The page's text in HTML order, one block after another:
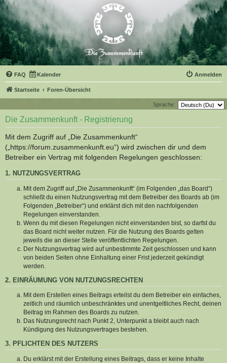
FAQ Kalender Anmelden
Startseite Foren-Übersicht
Sprache:
Die Zusammenkunft - Registrierung
Mit dem Zugriff auf „Die Zusammenkunft“
(„https://forum.zusammenkunft.eu“) wird zwischen dir und dem
Betreiber ein Vertrag mit folgenden Regelungen geschlossen:
1. NUTZUNGSVERTRAG
Mit dem Zugriff auf „Die Zusammenkunft“ (im Folgenden „das Board“)
schließt du einen Nutzungsvertrag mit dem Betreiber des Boards ab (im
Folgenden „Betreiber“) und erklärst dich mit den nachfolgenden
Regelungen einverstanden.
Wenn du mit diesen Regelungen nicht einverstanden bist, so darfst du
das Board nicht weiter nutzen. Für die Nutzung des Boards gelten
jeweils die an dieser Stelle veröffentlichten Regelungen.
Der Nutzungsvertrag wird auf unbestimmte Zeit geschlossen und kann
von beiden Seiten ohne Einhaltung einer Frist jederzeit gekündigt
werden.
2. EINRÄUMUNG VON NUTZUNGSRECHTEN
Mit dem Erstellen eines Beitrags erteilst du dem Betreiber ein einfaches,
zeitlich und räumlich unbeschränktes und unentgeltliches Recht, deinen
Beitrag im Rahmen des Boards zu nutzen.
Das Nutzungsrecht nach Punkt 2, Unterpunkt a bleibt auch nach
Kündigung des Nutzungsvertrages bestehen.
3. PFLICHTEN DES NUTZERS
Du erklärst mit der Erstellung eines Beitrags, dass er keine Inhalte